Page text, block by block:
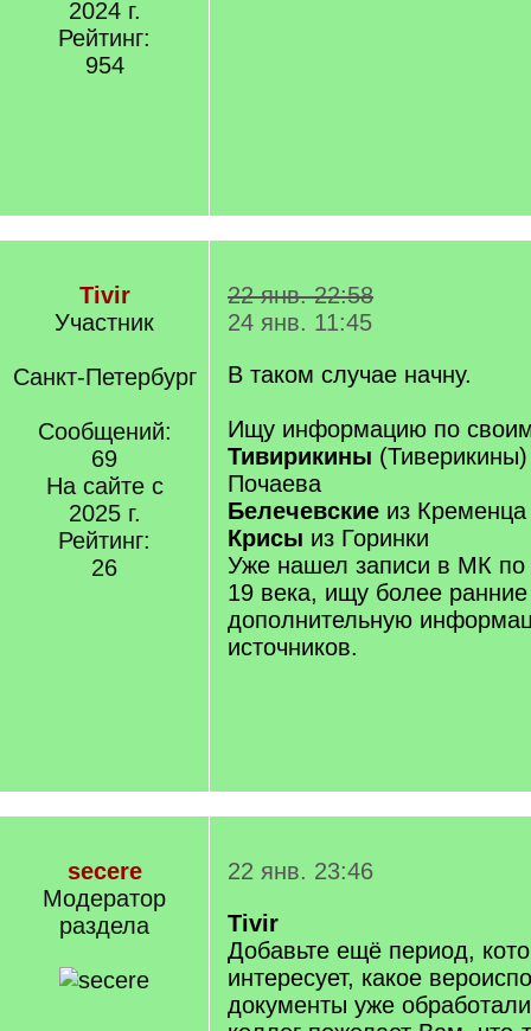
2024 г.
Рейтинг:
954
Tivir
Участник
Санкт-Петербург
Сообщений:
69
На сайте с
2025 г.
Рейтинг:
26
22 янв. 22:58
24 янв. 11:45
В таком случае начну.
Ищу информацию по
Тивирикины
Почаева
Белечевские из Кременца
Крисы из Горинки
Уже нашел записи в МК по
19 века, ищу более ранние
дополнительную
источников.
secere
Модератор
раздела
22 янв. 23:46
Tivir
Добавьте ещё период,
интересует, какое
документы уже